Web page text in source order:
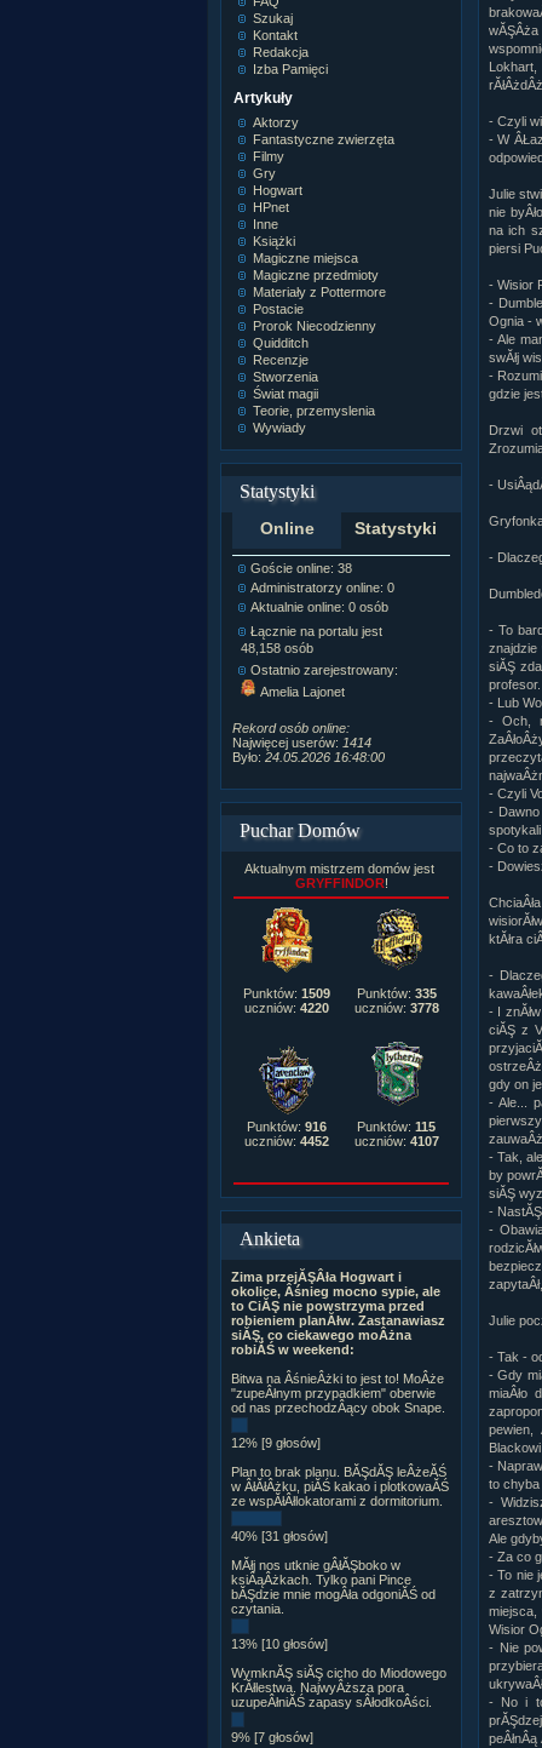
Szukaj
Kontakt
Redakcja
Izba Pamięci
Artykuły
Aktorzy
Fantastyczne zwierzęta
Filmy
Gry
Hogwart
HPnet
Inne
Książki
Magiczne miejsca
Magiczne przedmioty
Materiały z Pottermore
Postacie
Prorok Niecodzienny
Quidditch
Recenzje
Stworzenia
Świat magii
Teorie, przemyslenia
Wywiady
Statystyki
Online Statystyki
Goście online: 38
Administratorzy online: 0
Aktualnie online: 0 osób
Łącznie na portalu jest
48,158 osób
Ostatnio zarejestrowany:
Amelia Lajonet
Rekord osób online:
Najwięcej userów: 1414
Było: 24.05.2026 16:48:00
Napisanych
Dodanych
Tematów na
Postów na
Komentarzy
222,019
Rozdanych
Wlepionych
Puchar Domów
Aktualnym mistrzem domów jest
GRYFFINDOR!
Punktów: 1509
uczniów: 4220
Punktów: 335
uczniów: 3778
Punktów: 916
uczniów: 4452
Punktów: 115
uczniów: 4107
Ankieta
Zima przejĂŞÂła Hogwart i
okolice, Âśnieg mocno sypie, ale
to CiĂŞ nie powstrzyma przed
robieniem planĂłw. Zastanawiasz
siĂŞ, co ciekawego moÂżna
robiĂŚ w weekend:
Bitwa na ÂśnieÂżki to jest to! MoÂże
"zupeÂłnym przypadkiem" oberwie
od nas przechodzÂący obok Snape.
12% [9 głosów]
Plan to brak planu. BĂŞdĂŞ leÂżeĂŚ
w ÂłĂłÂżku, piĂŚ kakao i plotkowaĂŚ
ze wspĂłÂłlokatorami z dormitorium.
40% [31 głosów]
MĂłj nos utknie gÂłĂŞboko w
ksiÂąÂżkach. Tylko pani Pince
bĂŞdzie mnie mogÂła odgoniĂŚ od
czytania.
13% [10 głosów]
WymknĂŞ siĂŞ cicho do Miodowego
KrĂłlestwa. NajwyÂższa pora
uzupeÂłniĂŚ zapasy sÂłodkoÂści.
9% [7 głosów]
- Czyli
- W
Julie
nie
na ich
piersi
- Wisior
-
Ognia -
- Ale
swĂłj
-
gdzie
Drzwi
-
-
- To
znajdzie
siĂŞ
profesor.
- Lub
- Och,
- Czyli
- Dawno
- Co to
-
ktĂłra
-
- I
ciĂŞ z
gdy on
- Ale...
- Tak,
by
siĂŞ
-
-
Julie
- Tak -
- Gdy
miaÂło
pewien,
-
to chyba
-
Ale
- Za co
- To nie
z
miejsca,
Wisior
- Nie
- No i to